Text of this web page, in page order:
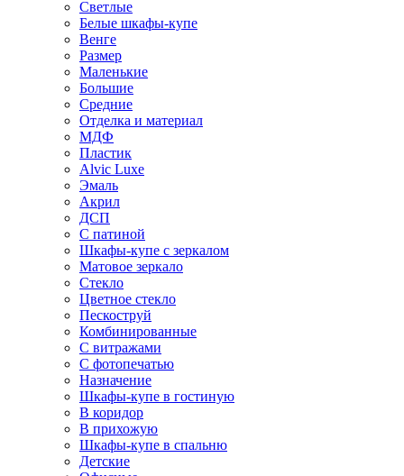
Светлые
Белые шкафы-купе
Венге
Размер
Маленькие
Большие
Средние
Отделка и материал
МДФ
Пластик
Alvic Luxe
Эмаль
Акрил
ДСП
С патиной
Шкафы-купе с зеркалом
Матовое зеркало
Стекло
Цветное стекло
Пескоструй
Комбинированные
С витражами
С фотопечатью
Назначение
Шкафы-купе в гостиную
В коридор
В прихожую
Шкафы-купе в спальню
Детские